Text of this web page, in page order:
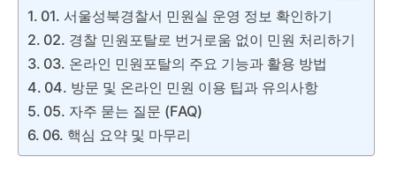
01. 서울성북경찰서 민원실 운영 정보 확인하기
02. 경찰 민원포탈로 번거로움 없이 민원 처리하기
03. 온라인 민원포탈의 주요 기능과 활용 방법
04. 방문 및 온라인 민원 이용 팁과 유의사항
05. 자주 묻는 질문 (FAQ)
06. 핵심 요약 및 마무리